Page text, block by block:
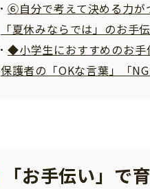
⑥自分で考えて決める力が
「夏休みならでは」のお手
◆小学生におすすめのお手
保護者の「OKな言葉」「NG
「お手伝い」で